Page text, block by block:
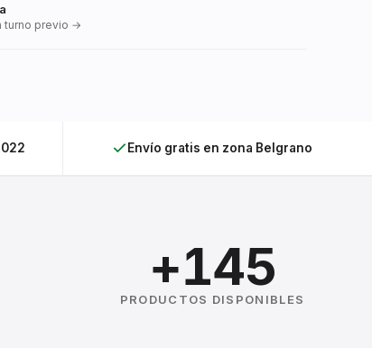
turno previo →
Envío gratis en zona Belgrano
+145
PRODUCTOS DISPONIBLES